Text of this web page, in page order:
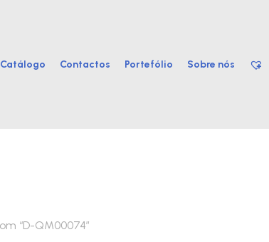
Catálogo Contactos Portefólio Sobre nós
“D-QM00074”